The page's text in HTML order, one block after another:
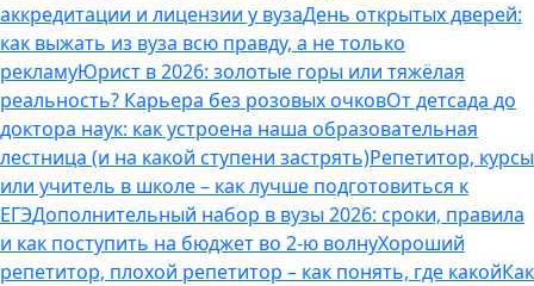
аккредитации и лицензии у вузаДень открытых дверей:
как выжать из вуза всю правду, а не только
рекламуЮрист в 2026: золотые горы или тяжёлая
реальность? Карьера без розовых очковОт детсада до
доктора наук: как устроена наша образовательная
лестница (и на какой ступени застрять)Репетитор, курсы
или учитель в школе – как лучше подготовиться к
ЕГЭДополнительный набор в вузы 2026: сроки, правила
и как поступить на бюджет во 2‑ю волнуХороший
репетитор, плохой репетитор – как понять, где какойКак